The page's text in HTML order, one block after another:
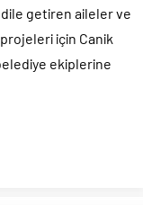
getiren aileler ve
için Canik
ekiplerine